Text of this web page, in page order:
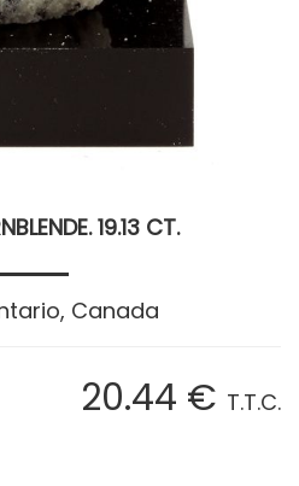
19.13 CT.
Canada
20.44 € T.T.C.